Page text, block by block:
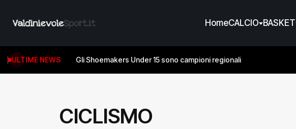
HomeCALCIO BASKET
ULTIME NEWS Gli Shoemakers Under 15 sono campioni regionali
CICLISMO